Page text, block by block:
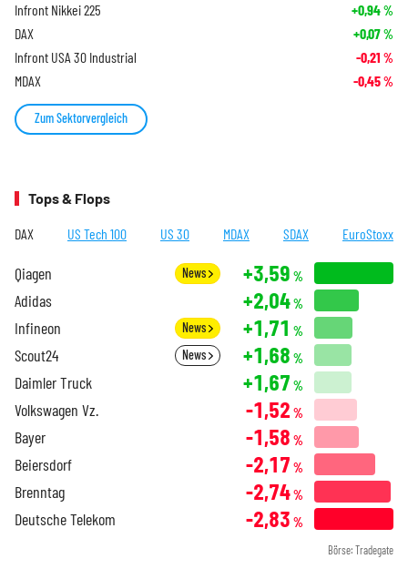
Infront Nikkei 225 +0,94%
DAX +0,07%
Infront USA 30 Industrial -0,21 %
MDAX -0,45%
Zum Sektorvergleich
Tops & Flops
DAX US Tech 100 US 30 MDAX SDAX EuroStoxx
Qiagen News +3,59 %
Adidas +2,04%
Infineon News +1,71 %
Scout24 News +1,68 %
Daimler Truck +1,67 %
Volkswagen Vz. -1,52 %
Bayer -1,58 %
Beiersdorf -2,17 %
Brenntag -2,74%
Deutsche Telekom -2,83 %
Börse: Tradegate